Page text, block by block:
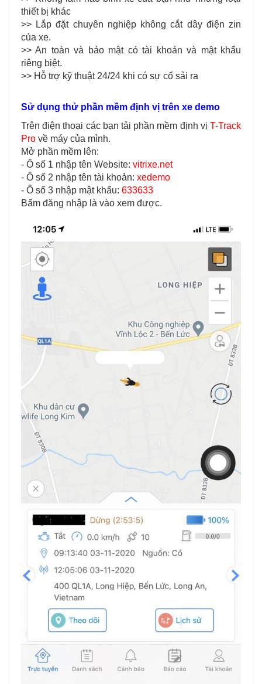
thiết bị khác
>> Lắp đặt chuyên nghiệp không cắt dây điện zin
của xe.
>> An toàn và bảo mật có tài khoản và mật khẩu
riêng biệt.
>> Hỗ trợ kỹ thuật 24/24 khi có sự cố sải ra
Sử dụng thử phần mềm định vị trên xe demo
Trên điện thoại các bạn tải phần mềm định vị T-Track
Pro về máy của mình.
Mở phần mềm lên:
- Ô số 1 nhập tên Website: vitrixe.net
- Ô số 2 nhập tên tài khoản: xedemo
- Ô số 3 nhập mật khẩu: 633633
Bấm đăng nhập là vào xem được.